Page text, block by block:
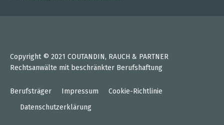
Copyright © 2021 COUTANDIN, RAUCH & PARTNER
Rechtsanwälte mit beschränkter Berufshaftung
Berufsträger Impressum
Cookie-Richtlinie
Datenschutzerklärung